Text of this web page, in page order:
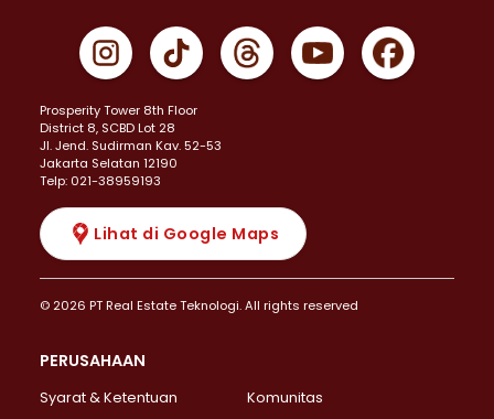
Prosperity Tower 8th Floor
District 8, SCBD Lot 28
JI. Jend. Sudirman Kav. 52-53
Jakarta Selatan 12190
Telp: 021-38959193
Lihat di Google Maps
© 2026 PT Real Estate Teknologi. All rights reserved
PERUSAHAAN
Syarat & Ketentuan
Komunitas